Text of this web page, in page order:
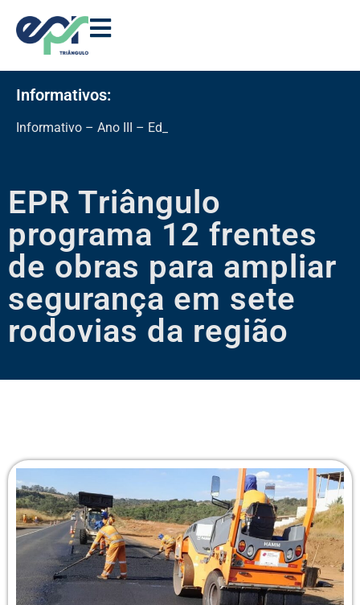
Informativos:
Informativo – Ano III – Edição 11
EPR Triângulo
programa 12 frentes
de obras para ampliar
segurança em sete
rodovias da região